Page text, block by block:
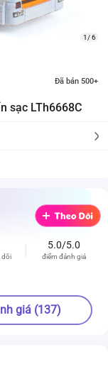
1/ 6
Đã bán 500+
sạc LTh6668C
dõi
5.0/5.0
điểm đánh giá
giá (137)